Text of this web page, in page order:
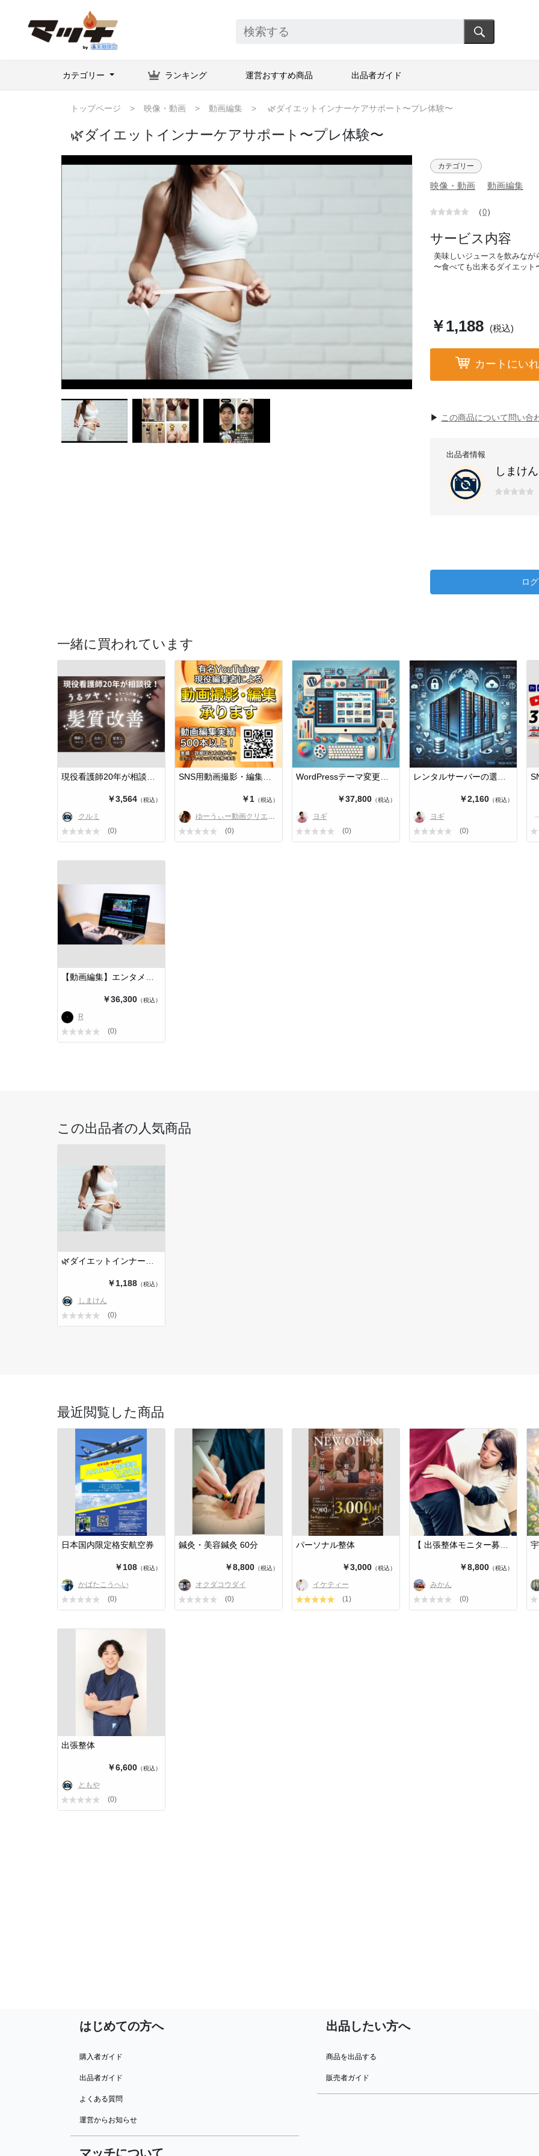
カテゴリー ランキング 運営おすすめ商品 出品者ガイド
トップページ 映像・動画 動画編集 🌿ダイエットインナーケアサポート〜プレ体験〜
🌿ダイエットインナーケアサポート〜プレ体験〜
カテゴリー
映像・動画 動画編集
（0）
サービス内容
美味しいジュースを飲みなが
〜食べても出来るダイエット
プレ体験が出来ます🌿
身体に関するアンケートに
３種類のハーブを合わせて飲
ログラムをご案内させていた
＜7日プログラムサービス詳細
①カウンセリング
1ヶ月で体重マイナス10kgや
す。
健康な方を日本中に増やすた
ります。
〜島田健祐KENSUKE
誰もが自立して自分の健康
千葉県市川市南行徳にて
WELLBE LIFE TRAINING
ハーブジュースを使ったイ
暦9年！1万回以上の指導実績
合わせたインナーケアとトレ
￥1,188 (税込)
カートにい
▶︎ この商品について問い合
出品者情報
しまけん
ロ
一緒に買われています
￥3,564（税込）
クルミ
(0)
SNS用動画撮影・編集承ります
￥1（税込）
ゆーうぃー動画クリエイター
(0)
￥37,800（税込）
ヨギ
(0)
￥2,160（税込）
ヨギ
(0)
￥36,300（税込）
R
(0)
この出品者の人気商品
￥1,188（税込）
しまけん
(0)
最近閲覧した商品
日本国内限定格安航空券
￥108（税込）
かばたこうへい
(0)
鍼灸・美容鍼灸 60分
￥8,800（税込）
オクダコウダイ
(0)
パーソナル整体
￥3,000（税込）
イケティー
(1)
￥8,800（税込）
みかん
(0)
出張整体
￥6,600（税込）
ともや
(0)
はじめての方へ
購入者ガイド
出品者ガイド
よくある質問
運営からお知らせ
出品したい方へ
商品を出品する
販売者ガイド
マッチについて